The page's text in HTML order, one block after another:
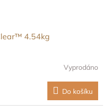
4.54kg
Vyprodáno
Do košíku